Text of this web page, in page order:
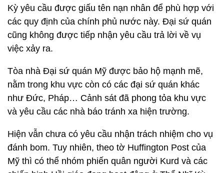
Kỳ yêu cầu được giấu tên nạn nhân để phù hợp với
các quy định của chính phủ nước này. Đại sứ quán
cũng không được tiếp nhận yêu cầu trả lời về vụ
việc xảy ra.
Tòa nhà Đại sứ quán Mỹ được bảo hộ mạnh mẽ,
nằm trong khu vực còn có các đại sứ quán khác
như Đức, Pháp… Cảnh sát đã phong tỏa khu vực
và yêu cầu các nhà báo tránh xa hiện trường.
Hiện vẫn chưa có yêu cầu nhận trách nhiệm cho vụ
đánh bom. Tuy nhiên, theo tờ Huffington Post của
Mỹ thì có thể nhóm phiến quân người Kurd và các